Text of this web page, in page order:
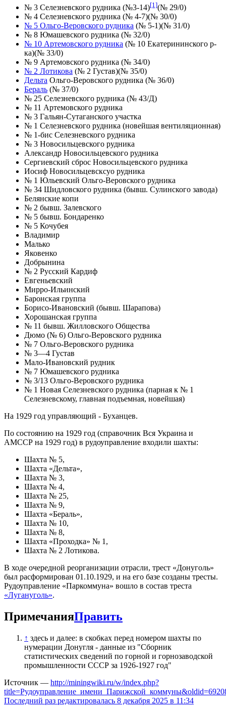
№ 3 Селезневского рудника (№3-14)[1](№ 29/0)
№ 4 Селезневского рудника (№ 4-7)(№ 30/0)
№ 5 Ольго-Веровского рудника (№ 5-1)(№ 31/0)
№ 8 Юмашевского рудника (№ 32/0)
№ 10 Артемовского рудника (№ 10 Екатерининского р-
ка)(№ 33/0)
№ 9 Артемовского рудника (№ 34/0)
№ 2 Лотикова (№ 2 Густав)(№ 35/0)
Дельта Ольго-Веровского рудника (№ 36/0)
Бераль (№ 37/0)
№ 25 Селезневского рудника (№ 43/Д)
№ 11 Артемовского рудника
№ 3 Гальян-Сутаганского участка
№ 1 Селезневского рудника (новейшая вентиляционная)
№ 1-бис Селезневского рудника
№ 3 Новосильцевского рудника
Александр Новосильцевского рудника
Сергиевский сброс Новосильцевского рудника
Иосиф Новосильцевсксуо рудника
№ 1 Юльевский Ольго-Веровского рудника
№ 34 Шидловского рудника (бывш. Сулинского завода)
Белянские копи
№ 2 бывш. Залевского
№ 5 бывш. Бондаренко
№ 5 Кочубея
Владимир
Малько
Яковенко
Добрынина
№ 2 Русский Кардиф
Евгеньевский
Мирро-Ильинский
Баронская группа
Борисо-Ивановский (бывш. Шарапова)
Хорошанская группа
№ 11 бывш. Жилловского Общества
Дюмо (№ 6) Ольго-Веровского рудника
№ 7 Ольго-Веровского рудника
№ 3—4 Густав
Мало-Ивановский рудник
№ 7 Юмашевского рудника
№ 3/13 Ольго-Веровского рудника
№ 1 Новая Селезневского рудника (парная к № 1
Селезневскому, главная подъемная, новейшая)
На 1929 год управляющий - Буханцев.
По состоянию на 1929 год (справочник Вся Украина и
АМССР на 1929 год) в рудоуправление входили шахты:
Шахта № 5,
Шахта «Дельта»,
Шахта № 3,
Шахта № 4,
Шахта № 25,
Шахта № 9,
Шахта «Бераль»,
Шахта № 10,
Шахта № 8,
Шахта «Проходка» № 1,
Шахта № 2 Лотикова.
В ходе очередной реорганизации отрасли, трест «Донуголь»
был расформирован 01.10.1929, и на его базе созданы тресты.
Рудоуправление «Паркоммуна» вошло в состав треста
«Лугануголь».
ПримечанияПравить
↑ здесь и далее: в скобках перед номером шахты по
нумерации Донугля - данные из "Сборник
статистических сведений по горной и горнозаводской
промышленности СССР за 1926-1927 год"
Источник — http://miningwiki.ru/w/index.php?
Последний раз редактировалась 8 декабря 2025 в 11:34